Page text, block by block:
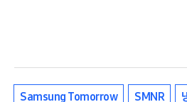
Samsung Tomorrow SMNR